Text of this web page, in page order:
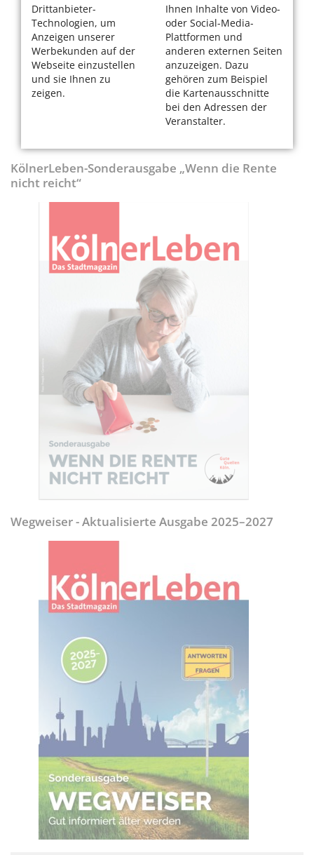
Drittanbieter-
Technologien, um
Anzeigen unserer
Werbekunden auf der
Webseite einzustellen
und sie Ihnen zu
zeigen.
Ihnen Inhalte von Video-
oder Social-Media-
Plattformen und
anderen externen Seiten
anzuzeigen. Dazu
gehören zum Beispiel
die Kartenausschnitte
bei den Adressen der
Veranstalter.
KölnerLeben-Sonderausgabe „Wenn die Rente
nicht reicht“
Wegweiser - Aktualisierte Ausgabe 2025–2027